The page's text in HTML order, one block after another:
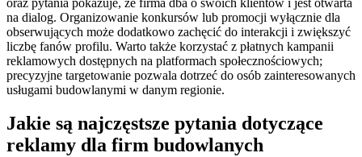
na dialog. Organizowanie konkursów lub promocji wyłącznie dla
obserwujących może dodatkowo zachęcić do interakcji i zwiększyć
liczbę fanów profilu. Warto także korzystać z płatnych kampanii
reklamowych dostępnych na platformach społecznościowych;
precyzyjne targetowanie pozwala dotrzeć do osób zainteresowanych
usługami budowlanymi w danym regionie.
Jakie są najczęstsze pytania dotyczące
reklamy dla firm budowlanych